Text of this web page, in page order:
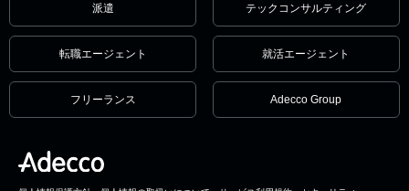
派遣 テックコンサルティング
転職エージェント 就活エージェント
フリーランス Adecco Group